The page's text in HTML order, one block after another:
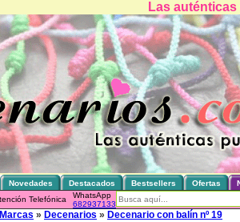
Las
Novedades Destacados Bestsellers Ofertas
WhatsApp
682937133
Marcas » Decenarios » Decenario con balín nº 19